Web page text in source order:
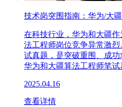
技术岗突围指南：华为/大
在科技行业，华为和大疆
法工程师岗位竞争异常激
试真题，是突破重围、成
华为和大疆算法工程师笔试
2025.04.16
查看详情